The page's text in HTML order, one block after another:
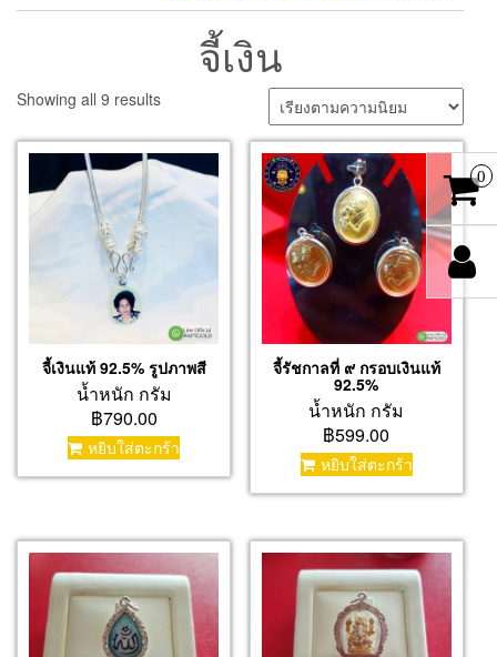
จี้เงิน
Showing all 9 resultsSorted
popularity
จี้เงินแท้ 92.5% รูปภาพสี
น้ำหนัก กรัม
฿790.00
หยิบใส่ตะกร้า
จี้รัชกาลที่ ๙ กรอบเงินแท้
92.5%
น้ำหนัก กรัม
฿599.00
หยิบใส่ตะกร้า
0